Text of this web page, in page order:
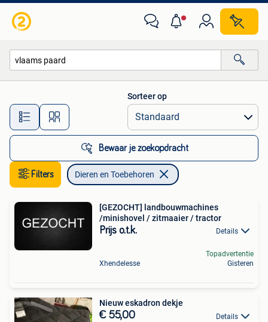
Alle afstanden…
Sorteer op
Bewaar je zoekopdracht
Filters Dieren en Toebehoren
[GEZOCHT] landbouwmachines
/minishovel / zitmaaier / tractor
Prijs o.t.k. Details
Xhendelesse
Topadvertentie
Gisteren
Nieuw eskadron dekje
€ 55,00 Details